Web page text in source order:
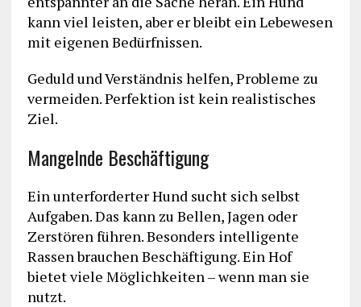
kann viel leisten, aber er bleibt ein Lebewesen
mit eigenen Bedürfnissen.
Geduld und Verständnis helfen, Probleme zu
vermeiden. Perfektion ist kein realistisches
Ziel.
Mangelnde Beschäftigung
Ein unterforderter Hund sucht sich selbst
Aufgaben. Das kann zu Bellen, Jagen oder
Zerstören führen. Besonders intelligente
Rassen brauchen Beschäftigung. Ein Hof
bietet viele Möglichkeiten – wenn man sie
nutzt.